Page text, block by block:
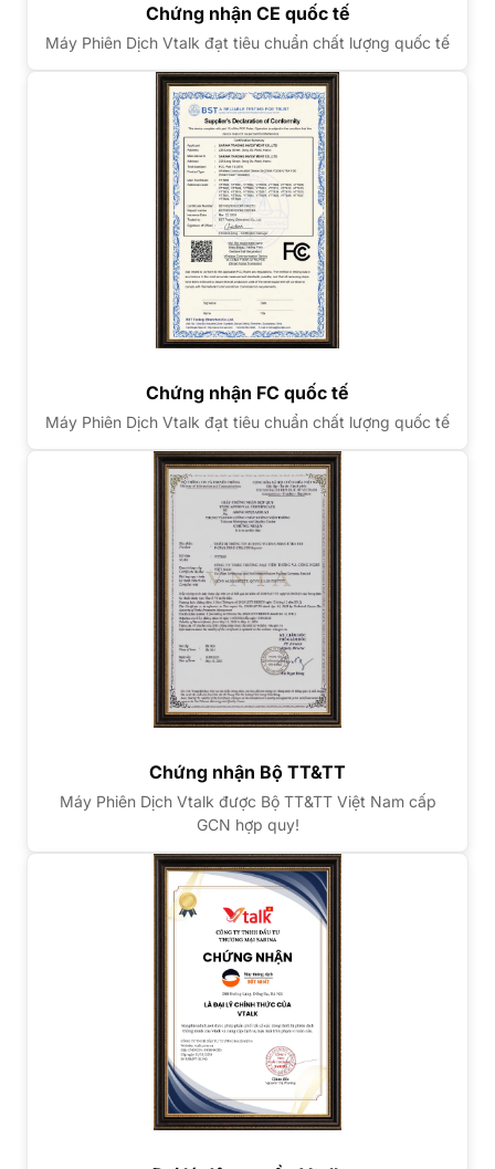
Chứng nhận CE quốc tế
Máy Phiên Dịch Vtalk đạt tiêu chuẩn chất lượng quốc tế
Chứng nhận FC quốc tế
Máy Phiên Dịch Vtalk đạt tiêu chuẩn chất lượng quốc tế
Chứng nhận Bộ TT&TT
Máy Phiên Dịch Vtalk được Bộ TT&TT Việt Nam cấp
GCN hợp quy!